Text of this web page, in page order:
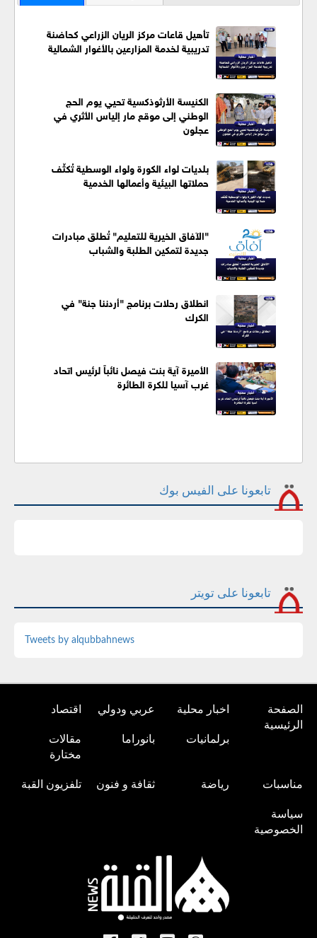
تأهيل قاعات مركز الريان الزراعي كحاضنة
تدريبية لخدمة المزارعين بالأغوار الشمالية
الكنيسة الأرثوذكسية تحيي يوم الحج
الوطني إلى موقع مار إلياس الأثري في
عجلون
بلديات لواء الكورة ولواء الوسطية تُكثّف
حملاتها البيئية وأعمالها الخدمية
"الآفاق الخيرية للتعليم" تُطلق مبادرات
جديدة لتمكين الطلبة والشباب
انطلاق رحلات برنامج "أردننا جنة" في
الكرك
الأميرة آية بنت فيصل نائباً لرئيس اتحاد
غرب آسيا للكرة الطائرة
تابعونا على الفيس بوك
تابعونا على تويتر
Tweets by alqubbahnews
الصفحة
الرئيسية
اخبار محلية عربي ودولي اقتصاد
برلمانيات بانوراما
مقالات
مختارة
مناسبات رياضة ثقافة و فنون تلفزيون القبة
سياسة
الخصوصية